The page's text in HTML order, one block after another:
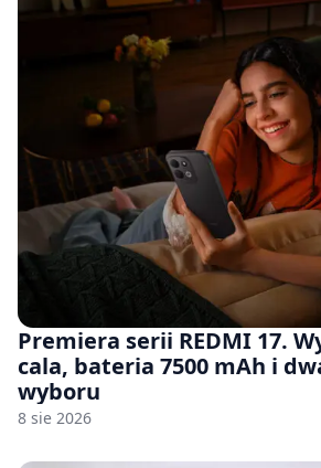
Premiera serii REDMI 17.
cala, bateria 7500 mAh i
wyboru
8 sie 2026